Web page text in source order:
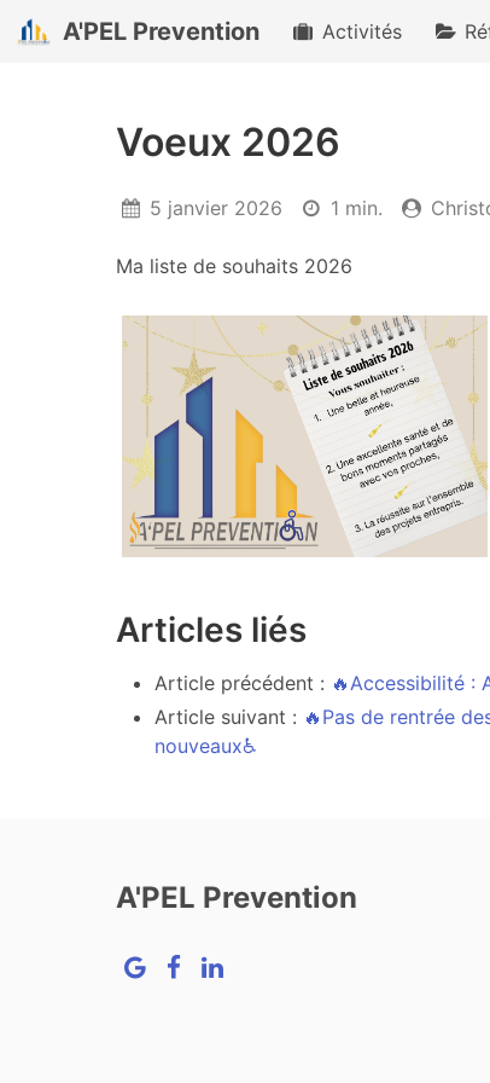
A'PEL Prevention Activités
Voeux 2026
Publié
5 janvier 2026
Temps
lecture
1 min.
Auteur
Ma liste de souhaits 2026
Articles liés
Article précédent : 🔥Accessibilité :
Article suivant : 🔥Pas de rentrée
nouveaux♿
A'PEL Prevention
GoogleFacebook
LinkedIn